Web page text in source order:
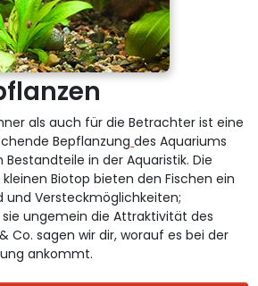
als auch für die Betrachter ist eine
Bepflanzung des Aquariums
in der Aquaristik. Die
Biotop bieten den Fischen ein
Versteckmöglichkeiten;
ungemein die Attraktivität des
Co. sagen wir dir, worauf es bei der
ankommt.